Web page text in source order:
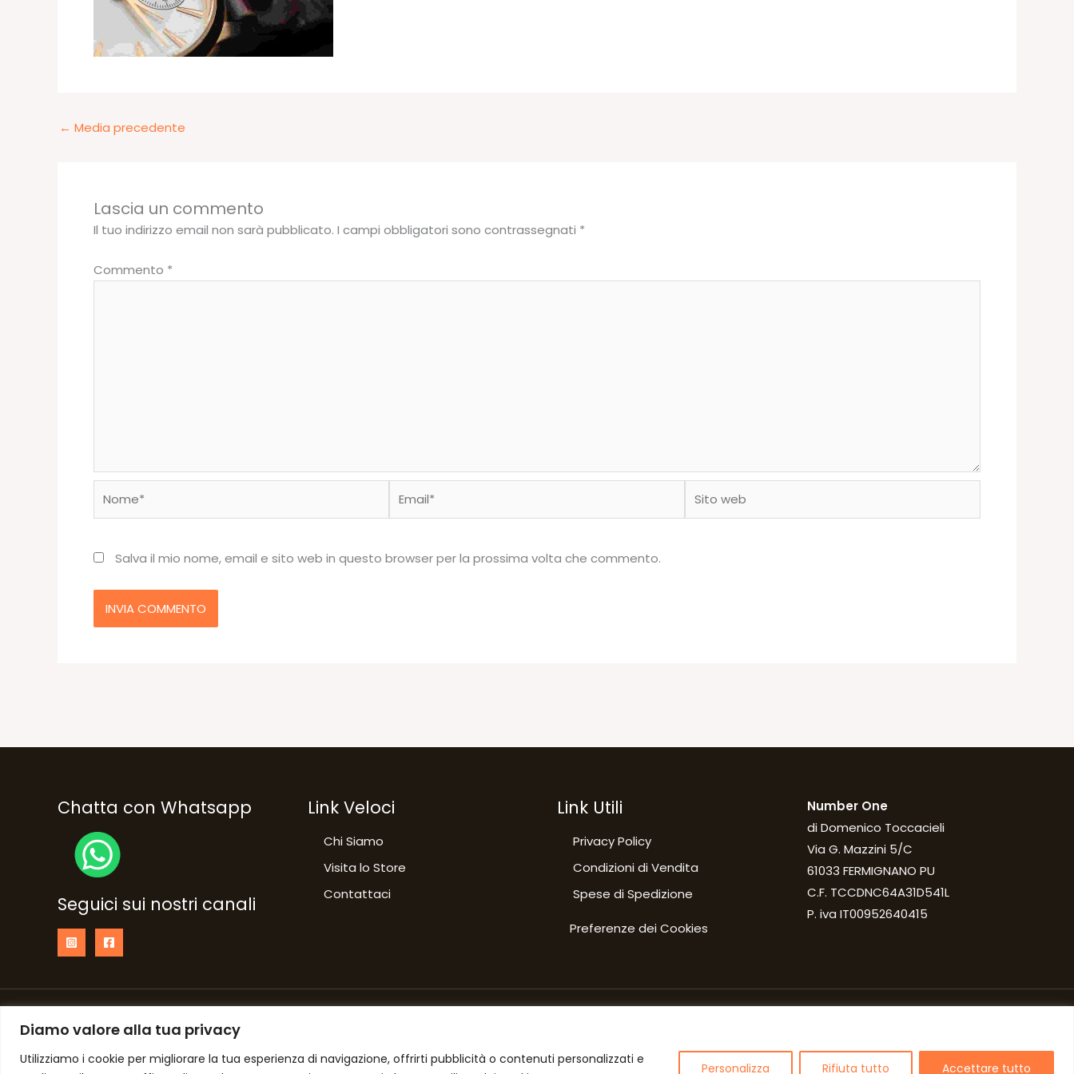
Diamo valore alla tua privacy
Utilizziamo i cookie per migliorare la tua esperienza di navigazione, offrirti pubblicità o contenuti personalizzati e
Personalizza Rifiuta tutto Accettare tutto
← Media precedente
Lascia un commento
Il tuo indirizzo email non sarà pubblicato. I campi obbligatori sono contrassegnati *
Commento *
Salva il mio nome, email e sito web in questo browser per la prossima volta che commento.
Chatta con Whatsapp
Seguici sui nostri canali
Link Veloci
Chi Siamo
Visita lo Store
Contattaci
Link Utili
Privacy Policy
Condizioni di Vendita
Spese di Spedizione
Preferenze dei Cookies
Number One
di Domenico Toccacieli
Via G. Mazzini 5/C
61033 FERMIGNANO PU
C.F. TCCDNC64A31D541L
P. iva IT00952640415
Copyright © 2026 NumberOne Fermignano